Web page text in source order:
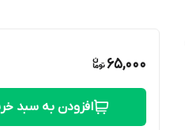
65,000
افزودن به سبد